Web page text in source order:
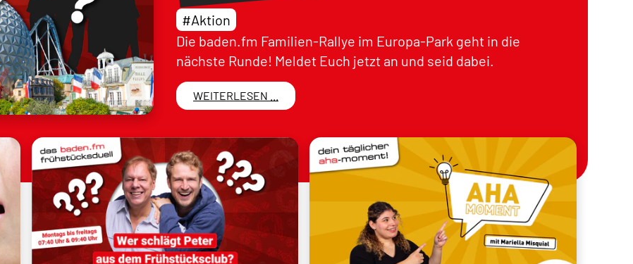
#Aktion
Die baden.fm Familien-Rallye im Europa-Park geht in die
nächste Runde! Meldet Euch jetzt an und seid dabei.
WEITERLESEN ...